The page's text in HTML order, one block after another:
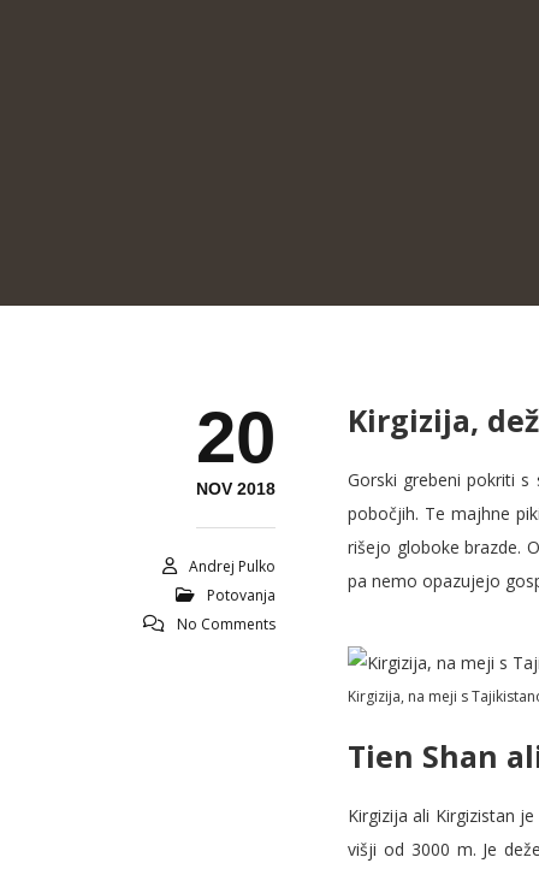
20
NOV 2018
Andrej Pulko
Potovanja
No Comments
Kirgizija,
Gorski grebeni pokriti
pobočjih. Te majhne
rišejo globoke brazde.
pa nemo opazujejo
Kirgizija, na meji s
Tien Shan
Kirgizija ali Kirgizistan
višji od 3000 m. Je